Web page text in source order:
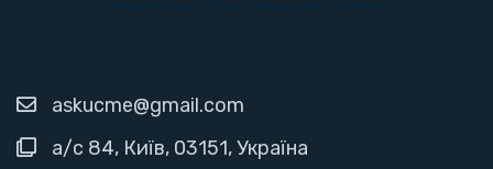
askucme@gmail.com
а/с 84, Київ, 03151, Україна